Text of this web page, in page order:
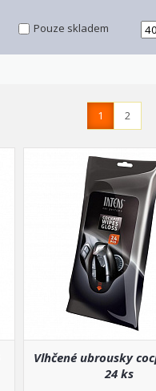
Pouze skladem
1 2
Vlhčené ubrousky
24 ks